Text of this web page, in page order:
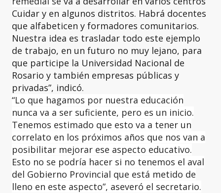
Cuidar y en algunos distritos. Habrá docentes
que alfabeticen y formadores comunitarios.
Nuestra idea es trasladar todo este ejemplo
de trabajo, en un futuro no muy lejano, para
que participe la Universidad Nacional de
Rosario y también empresas públicas y
privadas”, indicó.
“Lo que hagamos por nuestra educación
nunca va a ser suficiente, pero es un inicio.
Tenemos estimado que esto va a tener un
correlato en los próximos años que nos van a
posibilitar mejorar ese aspecto educativo.
Esto no se podría hacer si no tenemos el aval
del Gobierno Provincial que está metido de
lleno en este aspecto”, aseveró el secretario.